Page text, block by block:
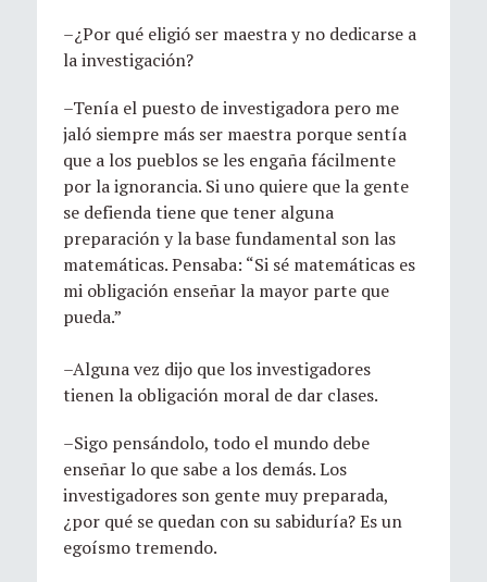
–¿Por qué eligió ser maestra y no dedicarse a
la investigación?
–Tenía el puesto de investigadora pero me
jaló siempre más ser maestra porque sentía
que a los pueblos se les engaña fácilmente
por la ignorancia. Si uno quiere que la gente
se defienda tiene que tener alguna
preparación y la base fundamental son las
matemáticas. Pensaba: “Si sé matemáticas es
mi obligación enseñar la mayor parte que
pueda.”
–Alguna vez dijo que los investigadores
tienen la obligación moral de dar clases.
–Sigo pensándolo, todo el mundo debe
enseñar lo que sabe a los demás. Los
investigadores son gente muy preparada,
¿por qué se quedan con su sabiduría? Es un
egoísmo tremendo.